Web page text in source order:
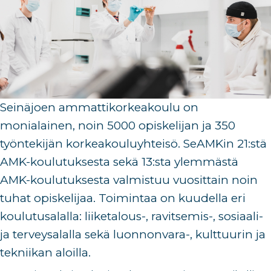
Seinäjoen ammattikorkeakoulu on
monialainen, noin 5000 opiskelijan ja 350
työntekijän korkeakouluyhteisö. SeAMKin 21:stä
AMK-koulutuksesta sekä 13:sta ylemmästä
AMK-koulutuksesta valmistuu vuosittain noin
tuhat opiskelijaa. Toimintaa on kuudella eri
koulutusalalla: liiketalous-, ravitsemis-, sosiaali-
ja terveysalalla sekä luonnonvara-, kulttuurin ja
tekniikan aloilla.